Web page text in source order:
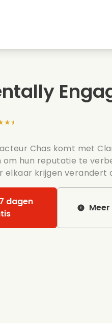
series
Bruiloft
Chas komt met
om hun reputatie te
elkaar krijgen verandert
dagen